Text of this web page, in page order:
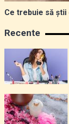
Ce trebuie să
Recente